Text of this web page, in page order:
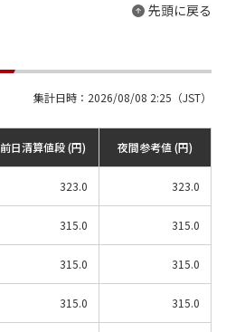
先頭に戻る
集計日時：2026/08/08 2:25（JST）
前日清算値段 (円) 夜間参考値 (円)
323.0 323.0
315.0 315.0
315.0 315.0
315.0 315.0